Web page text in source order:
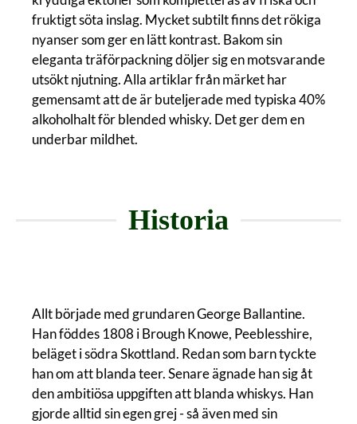
fruktigt söta inslag. Mycket subtilt finns det rökiga
nyanser som ger en lätt kontrast. Bakom sin
eleganta träförpackning döljer sig en motsvarande
utsökt njutning. Alla artiklar från märket har
gemensamt att de är buteljerade med typiska 40%
alkoholhalt för blended whisky. Det ger dem en
underbar mildhet.
Historia
Allt började med grundaren George Ballantine.
Han föddes 1808 i Brough Knowe, Peeblesshire,
beläget i södra Skottland. Redan som barn tyckte
han om att blanda teer. Senare ägnade han sig åt
den ambitiösa uppgiften att blanda whiskys. Han
gjorde alltid sin egen grej - så även med sin